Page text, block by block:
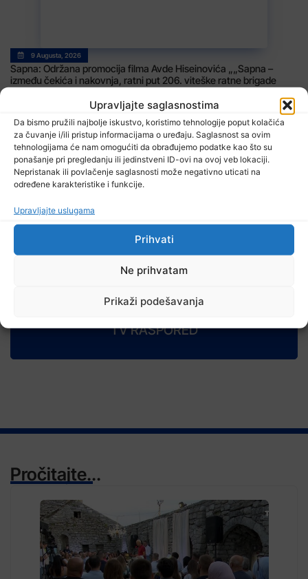
Upravljajte saglasnostima
Da bismo pružili najbolje iskustvo, koristimo tehnologije poput kolačića
za čuvanje i/ili pristup informacijama o uređaju. Saglasnost sa ovim
tehnologijama će nam omogućiti da obrađujemo podatke kao što su
ponašanje pri pregledanju ili jedinstveni ID-ovi na ovoj veb lokaciji.
Nepristanak ili povlačenje saglasnosti može negativno uticati na
određene karakteristike i funkcije.
Upravljajte uslugama
Prihvati
Ne prihvatam
Prikaži podešavanja
9 Augusta, 2026
Sapna: Održana promocija filma Avde Hiseinovića „„Sapna –
između čekića i nakovnja, ratni put 206. viteške ratne brigade
Brisanje tragova genocida: Šta se krije iza fotografije Cvijanović u
TV RASPORED
Pročitajte...